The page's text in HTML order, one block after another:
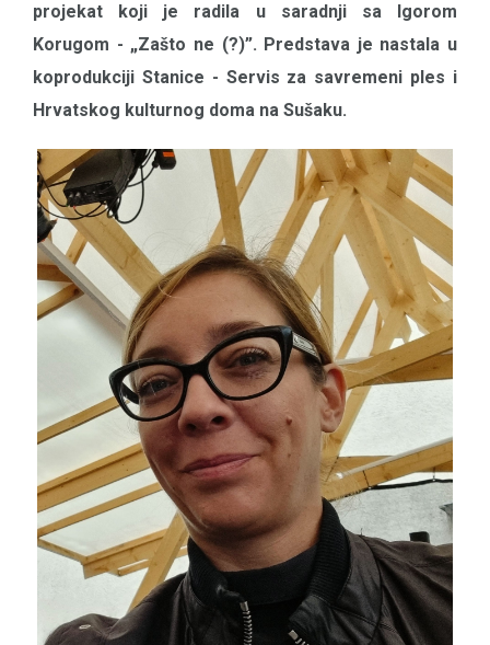
projekat koji je radila u saradnji sa Igorom
Korugom - „Zašto ne (?)”. Predstava je nastala u
koprodukciji Stanice - Servis za savremeni ples i
Hrvatskog kulturnog doma na Sušaku.